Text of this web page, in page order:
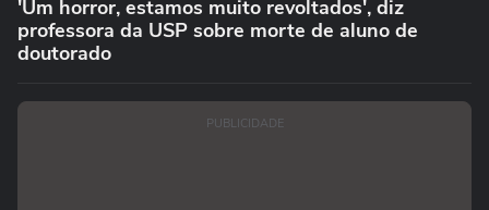
'Um horror, estamos muito revoltados', diz
professora da USP sobre morte de aluno de
doutorado
PUBLICIDADE